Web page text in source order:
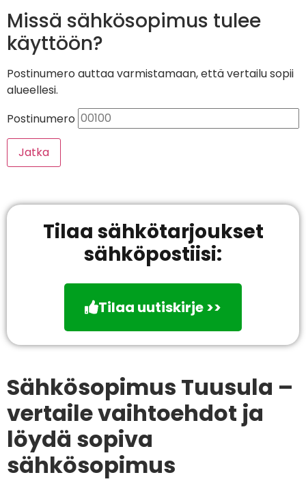
Missä sähkösopimus tulee
käyttöön?
Postinumero auttaa varmistamaan, että vertailu sopii
alueellesi.
Postinumero
Jatka
Tilaa sähkötarjoukset
sähköpostiisi:
Tilaa uutiskirje >>
Sähkösopimus Tuusula –
vertaile vaihtoehdot ja
löydä sopiva
sähkösopimus